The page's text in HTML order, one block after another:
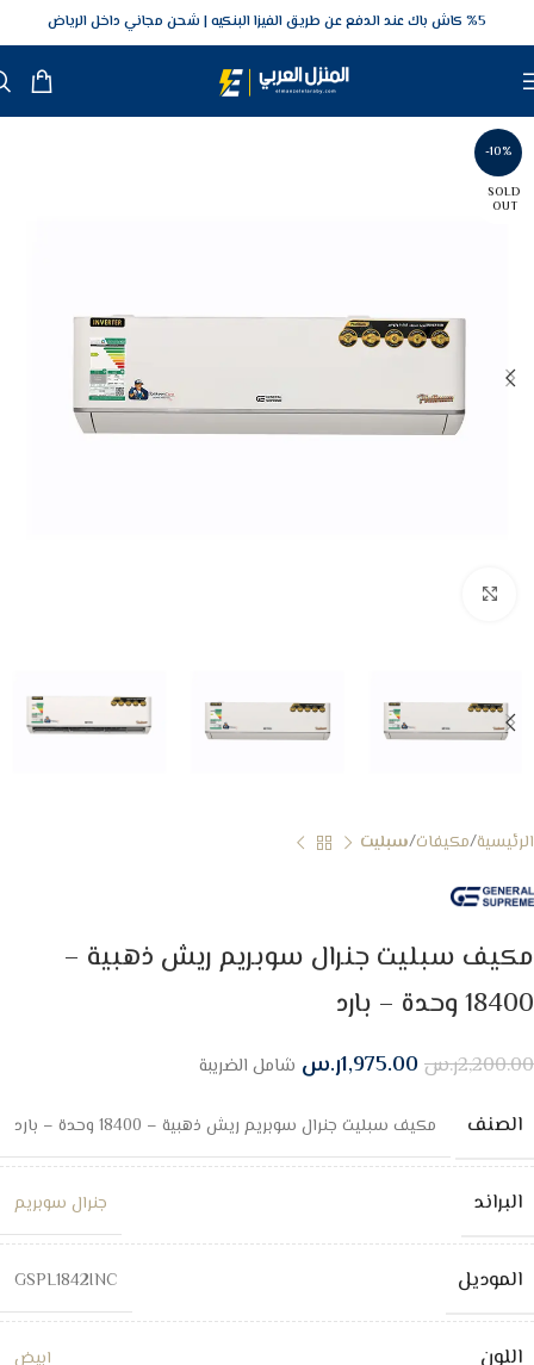
5‎% كاش باك عند الدفع عن طريق الفيزا البنكيه شحن مجاني داخل الرياض
-10%
SOLD
OUT
الرئيسية مكيفات سبليت
مكيف سبليت جنرال سوبريم ريش ذهبية –
18400 وحدة – بارد
2,200.00ر.س1,975.00ر.س شامل الضريبة
الصنف مكيف سبليت جنرال سوبريم ريش ذهبية – 18400 وحدة – بارد
البراند جنرال سوبريم
الموديل GSPL1842INC
اللون ابيض